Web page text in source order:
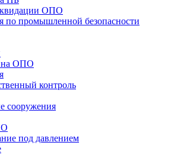
ОПО
по промышленной безопасности
на ОПО
контроль
сооружения
под давлением